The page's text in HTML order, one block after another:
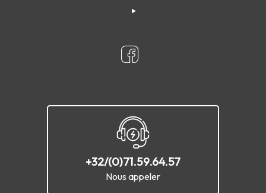
+32/(0)71.59.64.57
Nous appeler